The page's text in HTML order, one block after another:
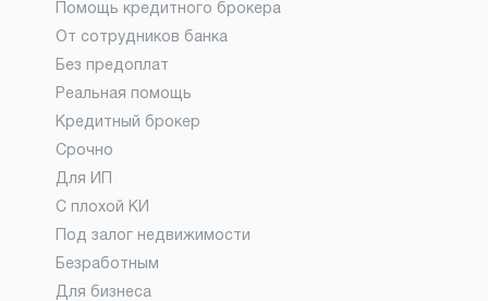
Помощь кредитного брокера
От сотрудников банка
Без предоплат
Реальная помощь
Кредитный брокер
Срочно
Для ИП
С плохой КИ
Под залог недвижимости
Безработным
Для бизнеса